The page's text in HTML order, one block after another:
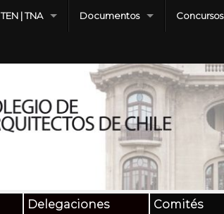
TEN | TNA Documentos Concursos
Delegaciones Comités